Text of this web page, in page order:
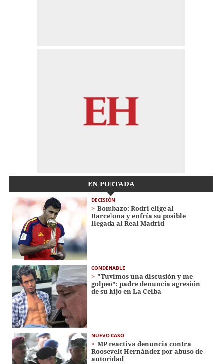
EN PORTADA
DECISIÓN
Bombazo: Rodri elige al
Barcelona y enfría su posible
llegada al Real Madrid
CONDENABLE
"Tuvimos una discusión y me
golpeó": padre denuncia agresión
de su hijo en La Ceiba
NUEVO CASO
MP reactiva denuncia contra
Roosevelt Hernández por abuso de
autoridad